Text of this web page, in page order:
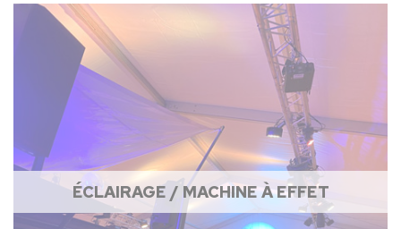
ÉCLAIRAGE / MACHINE À EFFET